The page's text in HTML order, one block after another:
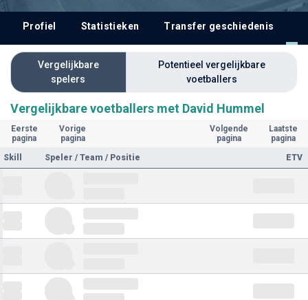
Profiel Statistieken Transfer geschiedenis
Vergelijkbare
spelers
Potentieel vergelijkbare
voetballers
Vergelijkbare voetballers met David Hummel
Eerste
pagina
Vorige
pagina
Volgende
pagina
Laatste
pagina
Skill
Speler / Team / Positie ETV